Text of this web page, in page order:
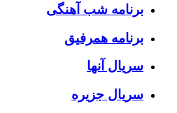
برنامه شب آهنگی
برنامه همرفیق
سریال آنها
سریال جزیره